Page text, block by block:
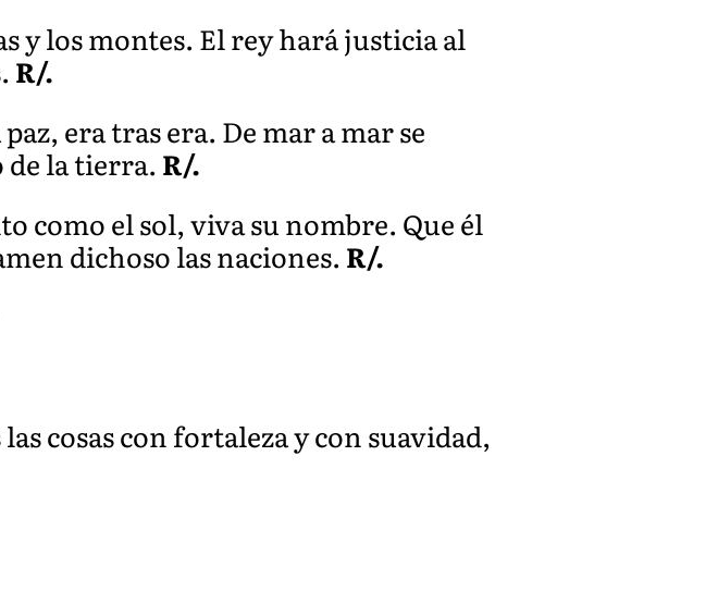
y los montes. El rey hará justicia al
R/.
era tras era. De mar a mar se
la tierra. R/.
como el sol, viva su nombre. Que él
dichoso las naciones. R/.
cosas con fortaleza y con suavidad,